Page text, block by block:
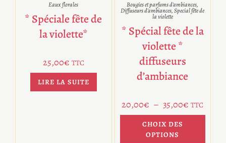
Eaux florales
* Spéciale fête de
la violette*
25,00€ TTC
LIRE LA SUITE
Bougies et parfums d'ambiances,
Diffuseurs d'ambiances,Special fête de
la violette
* Spécial fête de la
violette *
diffuseurs
d’ambiance
20,00€ – 35,00€ TTC
CHOIX DES
OPTIONS